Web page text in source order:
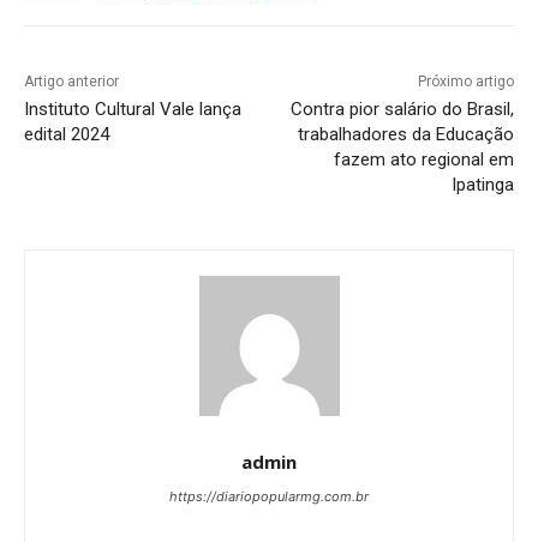
Artigo anterior
Instituto Cultural Vale lança
edital 2024
Próximo artigo
Contra pior salário do Brasil,
trabalhadores da Educação
fazem ato regional em
Ipatinga
admin
https://diariopopularmg.com.br